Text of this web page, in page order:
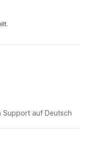
Support auf Deutsch